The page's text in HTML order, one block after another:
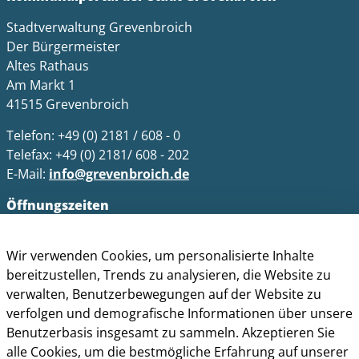
Stadtverwaltung Grevenbroich
Der Bürgermeister
Altes Rathaus
Am Markt 1
41515 Grevenbroich
Telefon: +49 (0) 2181 / 608 - 0
Telefax: +49 (0) 2181/ 608 - 202
E-Mail: info@grevenbroich.de
Öffnungszeiten
Montag - Freitag 8.00 - 12.00 Uhr
Donnerstag zusätzl. 14.00 - 17.00 Uhr
Bürgerbüro
Montag 8.00 - 16.00 Uhr
Dienstag 8.00 - 16.00 Uhr
Wir verwenden Cookies, um personalisierte Inhalte
bereitzustellen, Trends zu analysieren, die Website zu
verwalten, Benutzerbewegungen auf der Website zu
verfolgen und demografische Informationen über unsere
Benutzerbasis insgesamt zu sammeln. Akzeptieren Sie
alle Cookies, um die bestmögliche Erfahrung auf unserer